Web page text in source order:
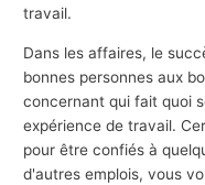
travail.
Dans les affaires, le
bonnes personnes aux
concernant qui fait quoi
expérience de travail.
pour être confiés à
d'autres emplois, vous